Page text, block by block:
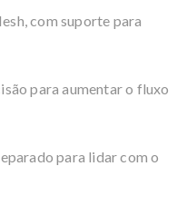
com suporte para
para aumentar o fluxo
para lidar com o